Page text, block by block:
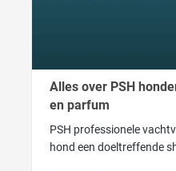
Alles over PSH
en parfum
PSH professionele
hond een doeltreffende